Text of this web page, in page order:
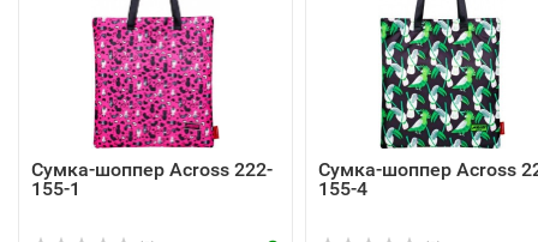
Сумка-шоппер Across 222-
155-1
Сумка-шоппер Across
155-4